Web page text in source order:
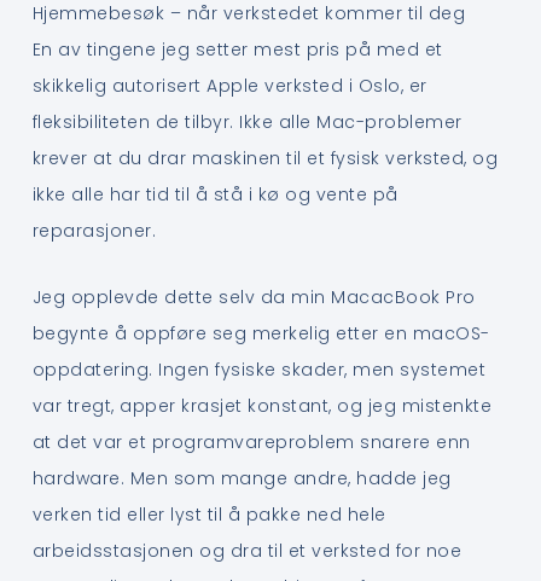
Hjemmebesøk – når verkstedet kommer til deg
En av tingene jeg setter mest pris på med et
skikkelig autorisert Apple verksted i Oslo, er
fleksibiliteten de tilbyr. Ikke alle Mac-problemer
krever at du drar maskinen til et fysisk verksted, og
ikke alle har tid til å stå i kø og vente på
reparasjoner.
Jeg opplevde dette selv da min MacacBook Pro
begynte å oppføre seg merkelig etter en macOS-
oppdatering. Ingen fysiske skader, men systemet
var tregt, apper krasjet konstant, og jeg mistenkte
at det var et programvareproblem snarere enn
hardware. Men som mange andre, hadde jeg
verken tid eller lyst til å pakke ned hele
arbeidsstasjonen og dra til et verksted for noe